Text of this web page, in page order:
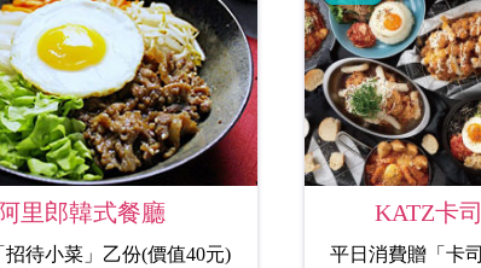
阿里郎韓式餐廳
招待小菜」乙份(價值40元)
KATZ卡
平日消費贈「卡